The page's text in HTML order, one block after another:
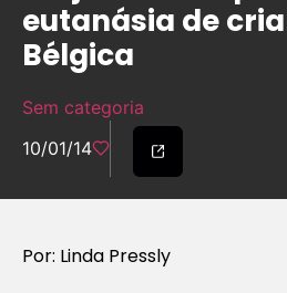
eutanásia de
Bélgica
Sem categoria
10/01/14
Por: Linda Pressly